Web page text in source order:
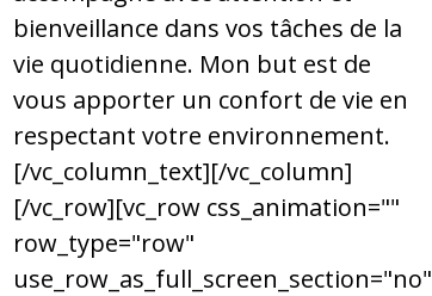
bienveillance dans vos tâches de la
vie quotidienne. Mon but est de
vous apporter un confort de vie en
respectant votre environnement.
[/vc_column_text][/vc_column]
[/vc_row][vc_row css_animation=""
row_type="row"
use_row_as_full_screen_section="no"